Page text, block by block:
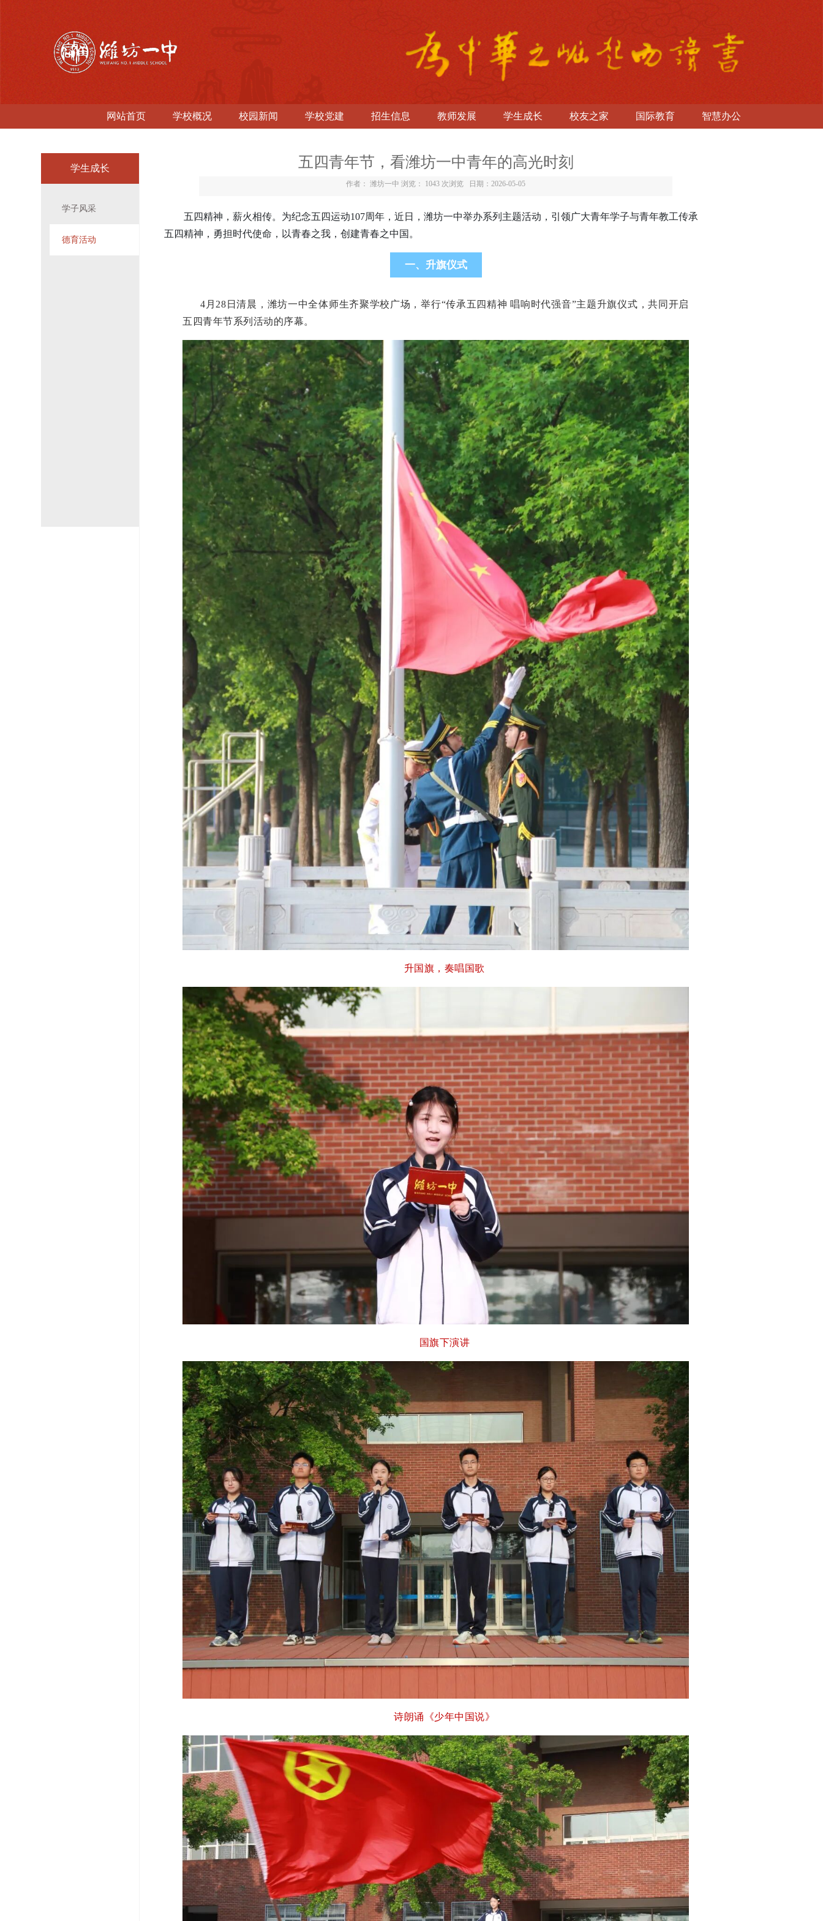
网站首页 学校概况 校园新闻 学校党建 招生信息 教师发展 学生成长 校友之家 国际教育 智慧办公
学生成长
学子风采
德育活动
五四青年节，看潍坊一中青年的高光时刻
作者： 潍坊一中 浏览： 1043 次浏览 日期：2026-05-05
五四精神，薪火相传。为纪念五四运动107周年，近日，潍坊一中举办系列主题活动，引领广大青年学子与青年教工传承
五四精神，勇担时代使命，以青春之我，创建青春之中国。
一、升旗仪式
4月28日清晨，潍坊一中全体师生齐聚学校广场，举行“传承五四精神 唱响时代强音”主题升旗仪式，共同开启
五四青年节系列活动的序幕。
升国旗，奏唱国歌
国旗下演讲
诗朗诵《少年中国说》